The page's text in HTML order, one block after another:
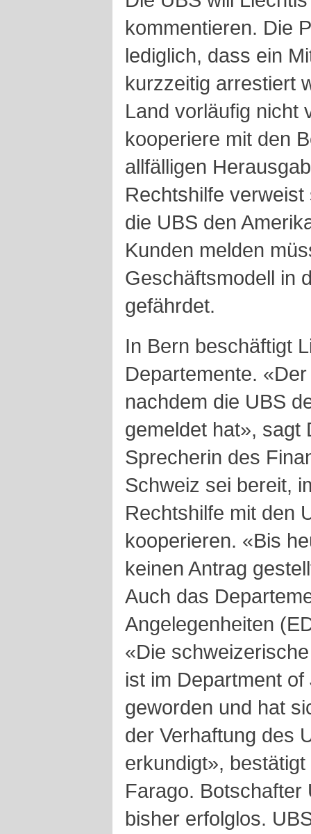
kommentieren. Die
lediglich, dass ein
kurzzeitig arrestiert
Land vorläufig nicht
kooperiere mit den
allfälligen
Rechtshilfe
die UBS den
Kunden melden
Geschäftsmodell in
gefährdet.
In Bern beschäftigt
Departemente.
nachdem die UBS
gemeldet hat», sagt
Sprecherin des
Schweiz sei bereit,
Rechtshilfe mit den
kooperieren. «Bis
keinen Antrag
Auch das
Angelegenheiten
«Die
ist im Department
geworden und hat
der Verhaftung des
erkundigt»,
Farago. Botschafter
bisher erfolglos.